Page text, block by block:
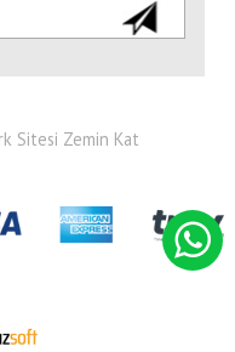
Sitesi Zemin Kat